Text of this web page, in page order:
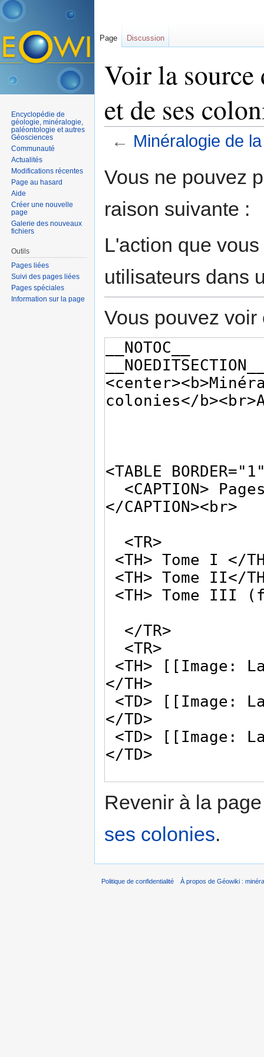
Voir la source
et de ses
← Minéralogie de
Vous ne pouvez
raison suivante :
L'action que
utilisateurs dans
Vous pouvez
Revenir à la
ses colonies.
Page Discussion
Encyclopédie de
géologie, minéralogie,
paléontologie et autres
Géosciences
Communauté
Actualités
Modifications récentes
Page au hasard
Aide
Créer une nouvelle
page
Galerie des nouveaux
fichiers
Outils
Pages liées
Suivi des pages liées
Pages spéciales
Information sur la page
Politique de confidentialité À propos de Géowiki :